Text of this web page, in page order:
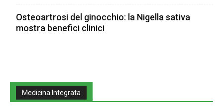
Osteoartrosi del ginocchio: la Nigella sativa
mostra benefici clinici
Medicina Integrata